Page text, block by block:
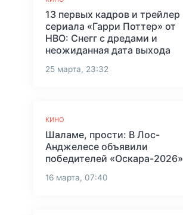
13 первых кадров и трейлер
сериала «Гарри Поттер» от
HBO: Снегг с дредами и
неожиданная дата выхода
25 марта, 23:32
КИНО
Шаламе, прости: В Лос-
Анджелесе объявили
победителей «Оскара-2026»
16 марта, 07:40